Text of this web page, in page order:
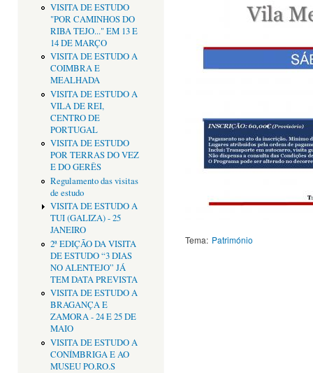
VISITA DE ESTUDO
"POR CAMINHOS DO
RIBA TEJO..." EM 13 E
14 DE MARÇO
VISITA DE ESTUDO A
COIMBRA E
MEALHADA
VISITA DE ESTUDO A
VILA DE REI,
CENTRO DE
PORTUGAL
VISITA DE ESTUDO
POR TERRAS DO VEZ
E DO GERÊS
Regulamento das visitas
de estudo
VISITA DE ESTUDO A
TUI (GALIZA) - 25
JANEIRO
2ª EDIÇÃO DA VISITA
DE ESTUDO “3 DIAS
NO ALENTEJO” JÁ
TEM DATA PREVISTA
VISITA DE ESTUDO A
BRAGANÇA E
ZAMORA - 24 E 25 DE
MAIO
VISITA DE ESTUDO A
CONÍMBRIGA E AO
MUSEU PO.RO.S
Tema: Património